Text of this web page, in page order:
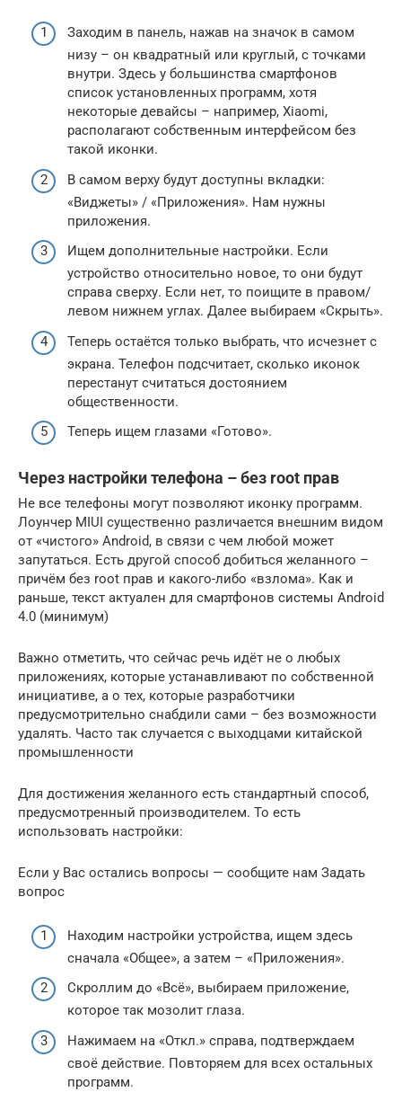
Заходим в панель, нажав на значок в самом
низу – он квадратный или круглый, с точками
внутри. Здесь у большинства смартфонов
список установленных программ, хотя
некоторые девайсы – например, Xiaomi,
располагают собственным интерфейсом без
такой иконки.
В самом верху будут доступны вкладки:
«Виджеты» / «Приложения». Нам нужны
приложения.
Ищем дополнительные настройки. Если
устройство относительно новое, то они будут
справа сверху. Если нет, то поищите в правом/
левом нижнем углах. Далее выбираем «Скрыть».
Теперь остаётся только выбрать, что исчезнет с
экрана. Телефон подсчитает, сколько иконок
перестанут считаться достоянием
общественности.
Теперь ищем глазами «Готово».
Через настройки телефона – без root прав
Не все телефоны могут позволяют иконку программ.
Лоунчер MIUI существенно различается внешним видом
от «чистого» Android, в связи с чем любой может
запутаться. Есть другой способ добиться желанного –
причём без root прав и какого-либо «взлома». Как и
раньше, текст актуален для смартфонов системы Android
4.0 (минимум)
Важно отметить, что сейчас речь идёт не о любых
приложениях, которые устанавливают по собственной
инициативе, а о тех, которые разработчики
предусмотрительно снабдили сами – без возможности
удалять. Часто так случается с выходцами китайской
промышленности
Для достижения желанного есть стандартный способ,
предусмотренный производителем. То есть
использовать настройки:
Если у Вас остались вопросы — сообщите нам Задать
вопрос
Находим настройки устройства, ищем здесь
сначала «Общее», а затем – «Приложения».
Скроллим до «Всё», выбираем приложение,
которое так мозолит глаза.
Нажимаем на «Откл.» справа, подтверждаем
своё действие. Повторяем для всех остальных
программ.